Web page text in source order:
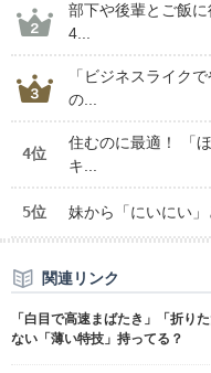
部下や後輩とご飯
4...
「ビジネスライク
の...
4位
住むのに最適！ 「
キ...
5位 妹から「にいにい
関連リンク
「白目で高速まばたき」「折り
ない「薄い特技」持ってる？